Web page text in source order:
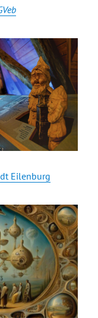
Eilenburg